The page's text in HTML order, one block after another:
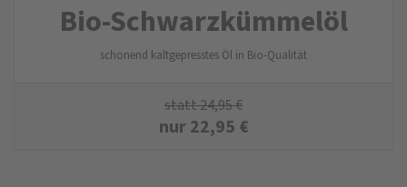
Bio-Schwarzkümmelöl
schonend kaltgepresstes Öl in Bio-Qualität
statt24,95€
nur22,95 €